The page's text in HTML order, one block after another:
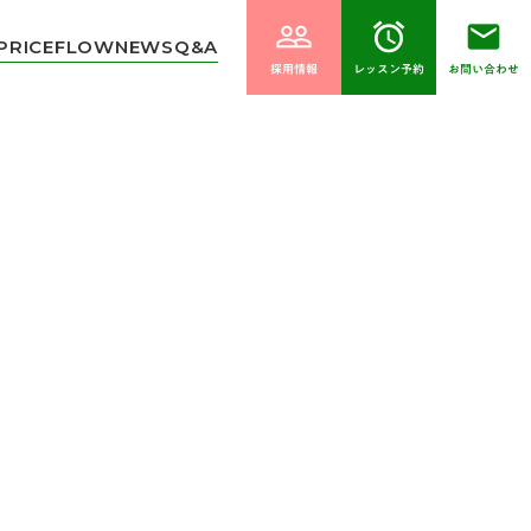
FLOWNEWSQ&A people_outline
採用情報
alarm
レッスン予約
email
お問い合わせ